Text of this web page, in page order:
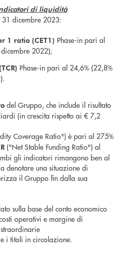
di liquidità
dicembre 2023:
1 ratio (CET1) Phase-in pari al
2022);
Phase-in pari al 24,6% (22,8%
del Gruppo, che include il risultato
(in crescita rispetto ai € 7,2
Coverage Ratio") è pari al 275%
("Net Stable Funding Ratio") al
gli indicatori rimangono ben al
denotare una situazione di
il Gruppo fin dalla sua
sulla base del conto economico
operativi e margine di
i titoli in circolazione.